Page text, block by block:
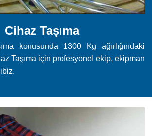
Cihaz Taşıma
konusunda 1300 Kg ağırlığındaki
Taşıma için profesyonel ekip, ekipman